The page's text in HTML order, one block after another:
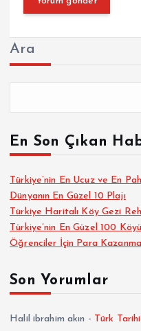
Ara
En Son Çıkan
Türkiye’nin En Ucuz ve En
Dünyanın En Güzel 10 Plajı
Türkiye Haritalı Köy Gezi
Türkiye’nin En Güzel 100 Köyü
Öğrenciler İçin Para Kazanma
Son Yorumlar
Halil ibrahim akın - Türk